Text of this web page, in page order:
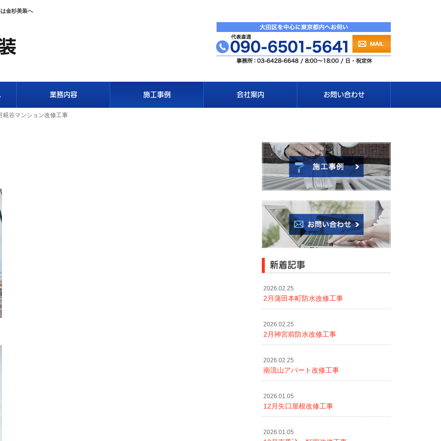
金杉美装へ
業務内容 施工事例 会社案内 お問い合わせ
糀谷マンション改修工事
新着記事
2026.02.25
2月蒲田本町防水改修工事
2026.02.25
2月神宮前防水改修工事
2026.02.25
南流山アパート改修工事
2026.01.05
12月矢口屋根改修工事
2026.01.05